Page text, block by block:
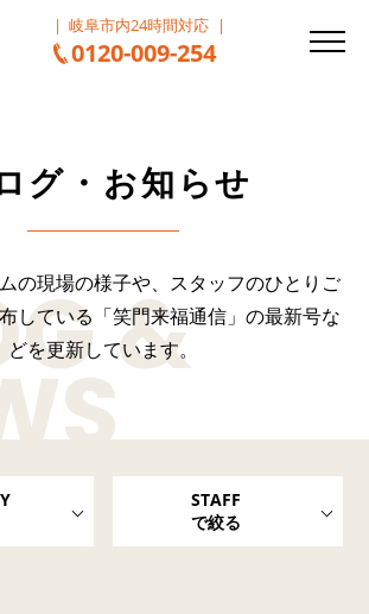
岐阜市内24時間対応
0120-009-254
グ・お知らせ
の現場の様子や、スタッフのひとりご
している「笑門来福通信」の最新号な
どを更新しています。
STAFF
で絞る